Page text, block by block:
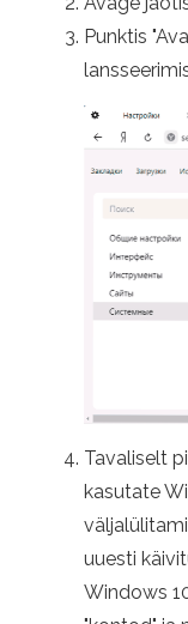
Punktis
Tavaliselt
kasutate
uuesti
Windows